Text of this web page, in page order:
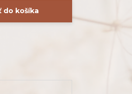
do košíka